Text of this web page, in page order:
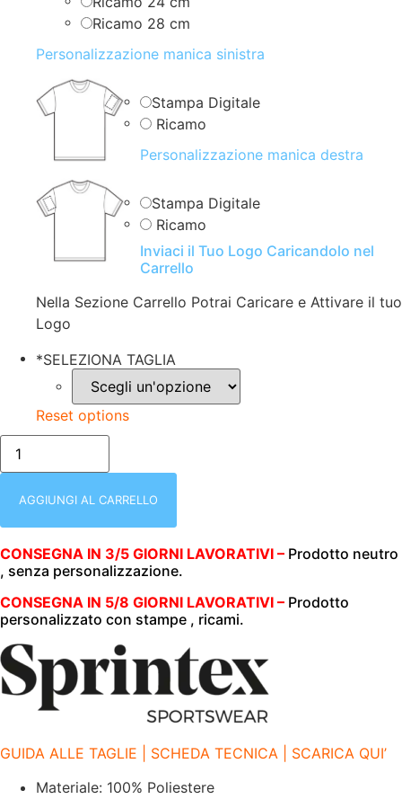
Ricamo 28 cm
Personalizzazione manica sinistra
Stampa Digitale
Ricamo
Personalizzazione manica destra
Stampa Digitale
Ricamo
Inviaci il Tuo Logo Caricandolo nel
Carrello
Nella Sezione Carrello Potrai Caricare e Attivare il tuo
Logo
*SELEZIONA TAGLIA
Reset options
T-
SHIRT
MANICA
|
TECNICO
|
GR/M2
|
SPRINTEX
SP100
ROYAL
BLUE
quantità
AGGIUNGI AL CARRELLO
CONSEGNA IN 3/5 GIORNI LAVORATIVI – Prodotto neutro
, senza personalizzazione.
CONSEGNA IN 5/8 GIORNI LAVORATIVI – Prodotto
personalizzato con stampe , ricami.
GUIDA ALLE TAGLIE | SCHEDA TECNICA | SCARICA QUI’
Materiale: 100% Poliestere